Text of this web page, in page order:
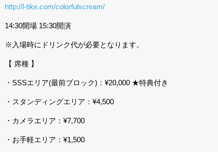
http://l-tike.com/colorfulscream/
14:30開場 15:30開演
※入場時にドリンク代が必要となります。
【 席種 】
・SSSエリア(最前ブロック)：¥20,000 ★特典付き
・スタンディングエリア：¥4,500
・カメラエリア：¥7,700
・お手軽エリア：¥1,500